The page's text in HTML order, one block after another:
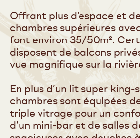
Offrant plus d’espace et
chambres supérieures
font environ 35/50m².
disposent de balcons
vue magnifique sur la
En plus d’un lit super king-
chambres sont équipées
triple vitrage pour un
d’un mini-bar et de salles